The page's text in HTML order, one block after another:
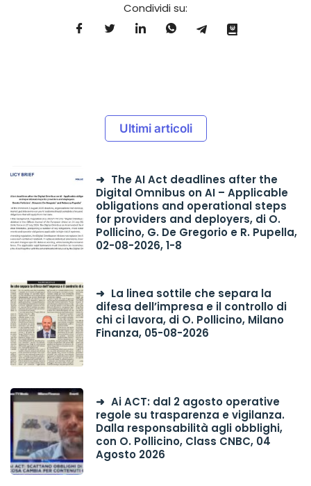
Condividi su:
Ultimi articoli
The AI Act deadlines after the
Digital Omnibus on AI – Applicable
obligations and operational steps
for providers and deployers, di O.
Pollicino, G. De Gregorio e R. Pupella,
02-08-2026, 1-8
La linea sottile che separa la
difesa dell’impresa e il controllo di
chi ci lavora, di O. Pollicino, Milano
Finanza, 05-08-2026
Ai ACT: dal 2 agosto operative
regole su trasparenza e vigilanza.
Dalla responsabilità agli obblighi,
con O. Pollicino, Class CNBC, 04
Agosto 2026